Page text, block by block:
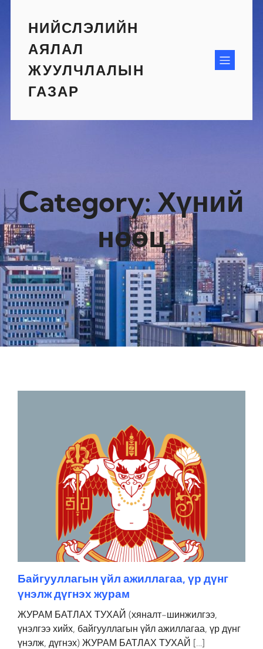
contentНИЙСЛЭЛИЙН
АЯЛАЛ
ЖУУЛЧЛАЛЫН
ГАЗАР
Category: Хүний
нөөц
Байгууллагын үйл ажиллагаа, үр дүнг
үнэлж дүгнэх журам
ЖУРАМ БАТЛАХ ТУХАЙ (хяналт-шинжилгээ,
үнэлгээ хийх, байгууллагын үйл ажиллагаа, үр дүнг
үнэлж, дүгнэх) ЖУРАМ БАТЛАХ ТУХАЙ […]